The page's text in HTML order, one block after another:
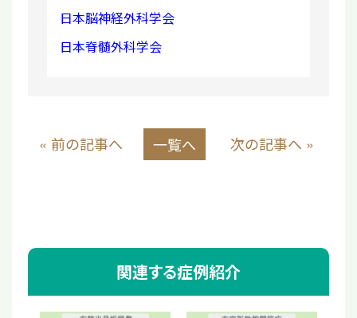
日本脳神経外科学会
日本脊髄外科学会
« 前の記事へ 一覧へ 次の記事へ »
関連する症例紹介